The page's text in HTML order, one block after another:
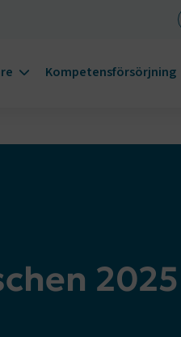
Kompetensförsörjning
2025